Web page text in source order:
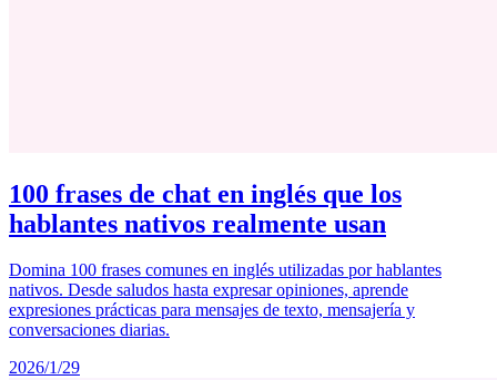
100 frases de chat en inglés que los
hablantes nativos realmente usan
Domina 100 frases comunes en inglés utilizadas por hablantes
nativos. Desde saludos hasta expresar opiniones, aprende
expresiones prácticas para mensajes de texto, mensajería y
conversaciones diarias.
2026/1/29